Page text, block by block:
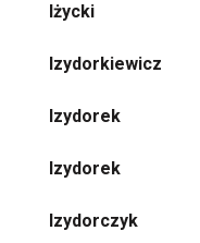
Iżycki
Izydorkiewicz
Izydorek
Izydorek
Izydorczyk